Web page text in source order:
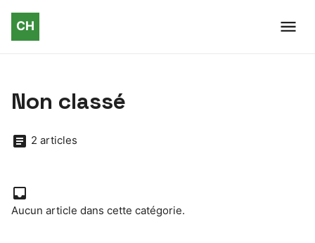
Non classé
2 articles
Aucun article dans cette catégorie.